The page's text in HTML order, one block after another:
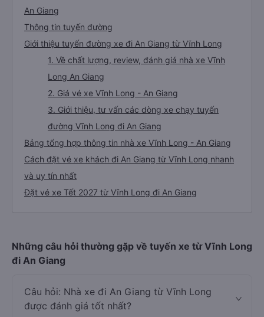
An Giang
Thông tin tuyến đường
Giới thiệu tuyến đường xe đi An Giang từ Vĩnh Long
1. Về chất lượng, review, đánh giá nhà xe Vĩnh
Long An Giang
2. Giá vé xe Vĩnh Long - An Giang
3. Giới thiệu, tư vấn các dòng xe chạy tuyến
đường Vĩnh Long đi An Giang
Bảng tổng hợp thông tin nhà xe Vĩnh Long - An Giang
Cách đặt vé xe khách đi An Giang từ Vĩnh Long nhanh
và uy tín nhất
Đặt vé xe Tết 2027 từ Vĩnh Long đi An Giang
Những câu hỏi thường gặp về tuyến xe từ Vĩnh Long
đi An Giang
Câu hỏi: Nhà xe đi An Giang từ Vĩnh Long
được đánh giá tốt nhất?